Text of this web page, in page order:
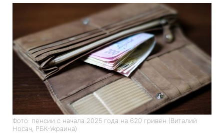
Фото: пенсии с начала 2025 года на 620 гривен (Виталий
Носач, РБК-Украина)